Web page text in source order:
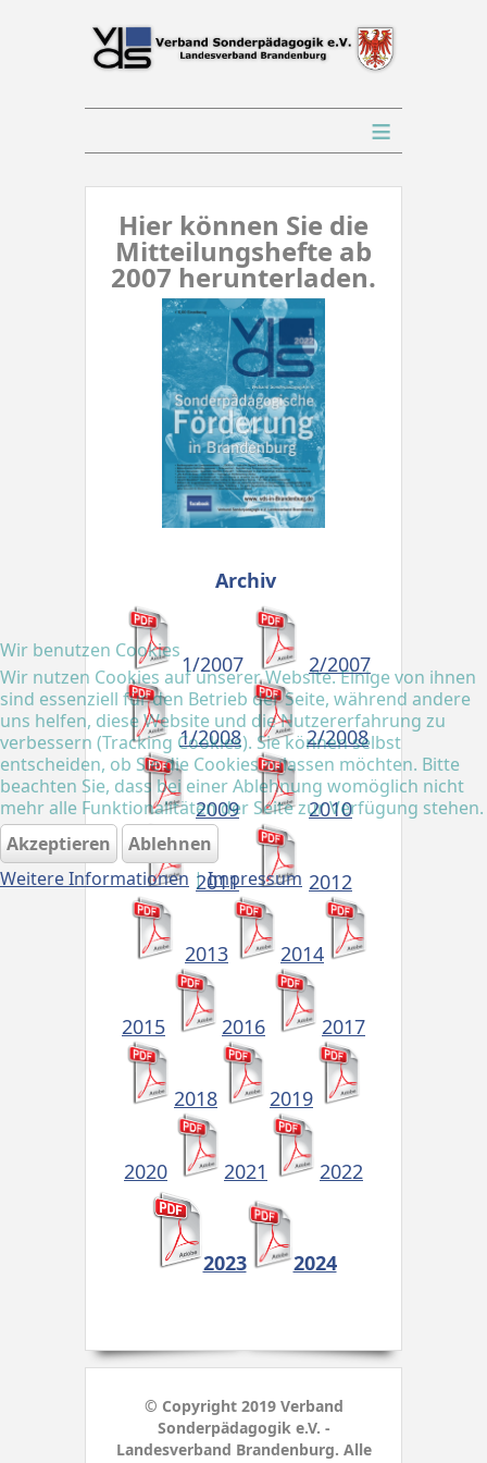
≡
Hier können Sie die
Mitteilungshefte ab
2007 herunterladen.
Archiv
1/2007 2/2007
1/2008 2/2008
2009 2010
2011 2012
2013 2014
2015 2016 2017
2018 2019
2020 2021 2022
2023 2024
© Copyright 2019 Verband
Sonderpädagogik e.V. -
Landesverband Brandenburg. Alle
Wir benutzen Cookies
Wir nutzen Cookies auf unserer Website. Einige von ihnen
sind essenziell für den Betrieb der Seite, während andere
uns helfen, diese Website und die Nutzererfahrung zu
verbessern (Tracking Cookies). Sie können selbst
entscheiden, ob Sie die Cookies zulassen möchten. Bitte
beachten Sie, dass bei einer Ablehnung womöglich nicht
mehr alle Funktionalitäten der Seite zur Verfügung stehen.
Akzeptieren
Ablehnen
Weitere Informationen |Impressum